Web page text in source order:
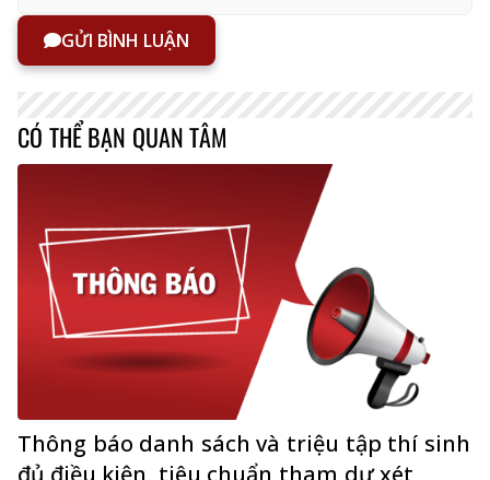
GỬI BÌNH LUẬN
CÓ THỂ BẠN QUAN TÂM
Thông báo danh sách và triệu tập thí sinh
đủ điều kiện, tiêu chuẩn tham dự xét